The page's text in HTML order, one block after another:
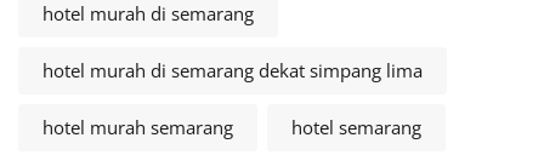
hotel murah di semarang
hotel murah di semarang dekat simpang lima
hotel murah semarang hotel semarang